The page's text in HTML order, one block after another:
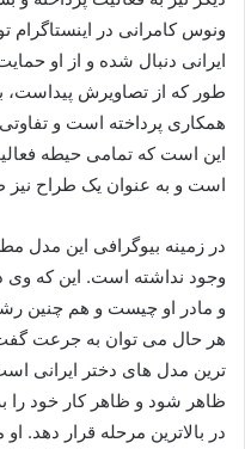
ونوس کامرانی در
ایرانی دنبال شده و از او
طور که از تصاویرش پیداست،
همکاری پرداخته است و
این است که تمامی حیطه
است و به عنوان یک طراح
در زمینه بیوگرافی این مدل
وجود نداشته است. این که وی
و مادر او چیست و هم چنین
هر حال می توان به جرعت
ترین مدل های دختر ایرانی
ظاهر شود و ظاهر کار خود
در بالاترین مرحله قرار دهد.